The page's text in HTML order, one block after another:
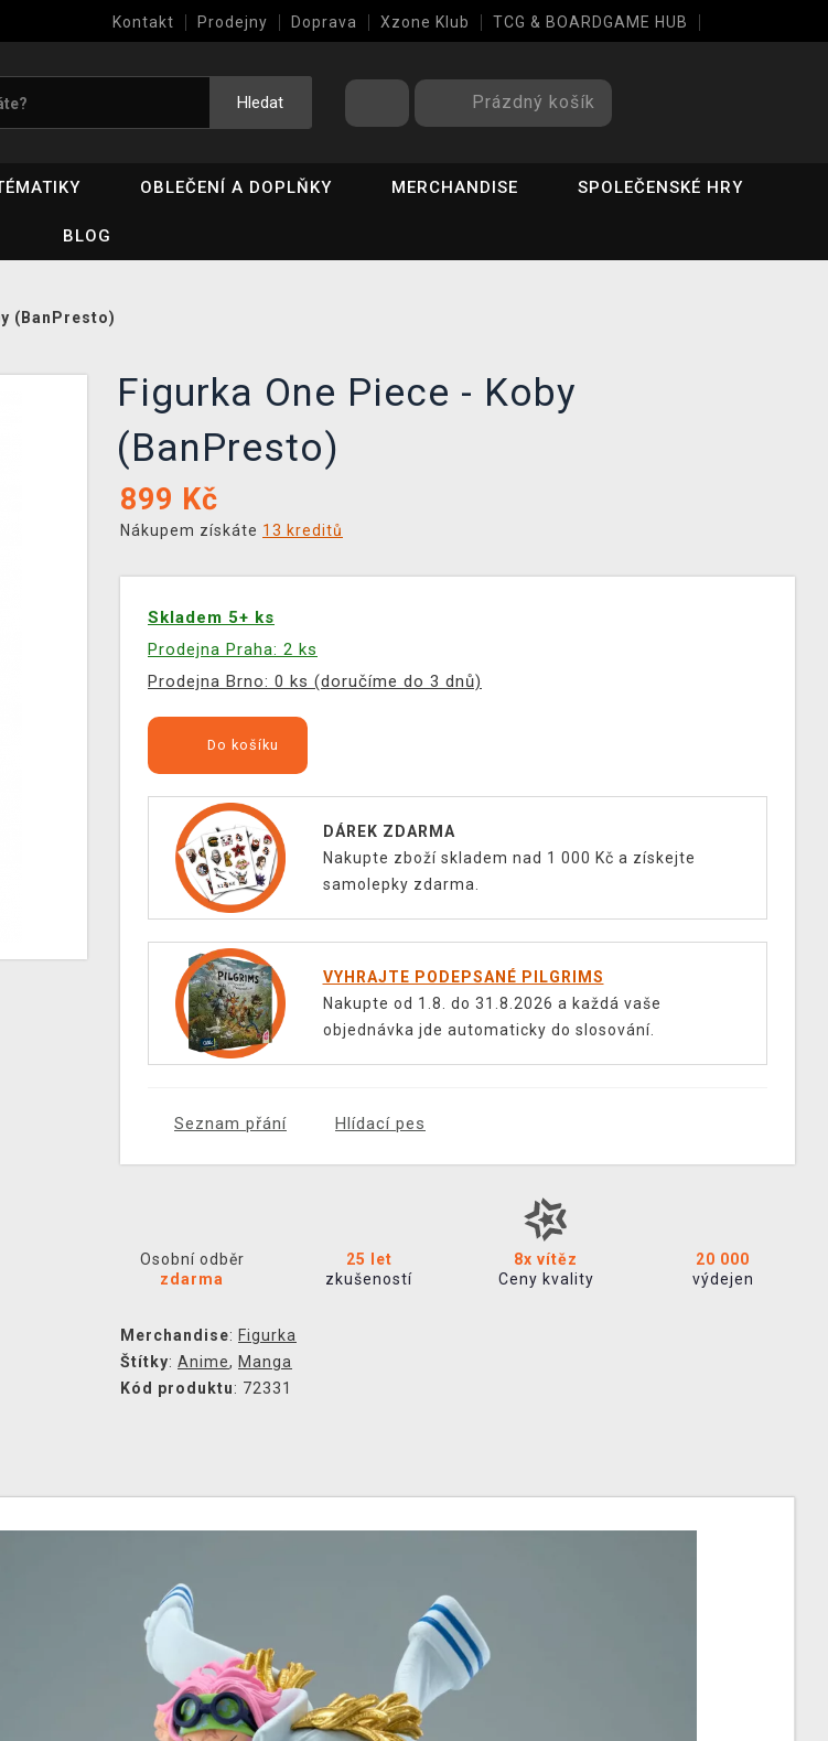
Kontakt Prodejny Doprava Xzone Klub TCG & BOARDGAME HUB
Hledat Prázdný košík
OBLEČENÍ A DOPLŇKY MERCHANDISE SPOLEČENSKÉ HRY
BLOG
(BanPresto)
Figurka One Piece - Koby
(BanPresto)
899 Kč
Nákupem získáte 13 kreditů
Skladem 5+ ks
Prodejna Praha: 2 ks
Prodejna Brno: 0 ks (doručíme do 3 dnů)
Do košíku
DÁREK ZDARMA
Nakupte zboží skladem nad 1 000 Kč a získejte
samolepky zdarma.
VYHRAJTE PODEPSANÉ PILGRIMS
Nakupte od 1.8. do 31.8.2026 a každá vaše
objednávka jde automaticky do slosování.
Seznam přání Hlídací pes
Osobní odběr
zdarma
25 let
zkušeností
8x vítěz
Ceny kvality
20 000
výdejen
Merchandise: Figurka
Štítky: Anime, Manga
Kód produktu: 72331